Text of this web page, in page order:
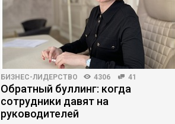
БИЗНЕС-ЛИДЕРСТВО 4306 41
Обратный буллинг: когда
сотрудники давят на
руководителей